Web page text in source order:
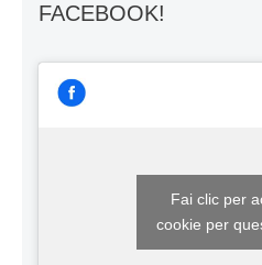
FACEBOOK!
Fai clic per
cookie per